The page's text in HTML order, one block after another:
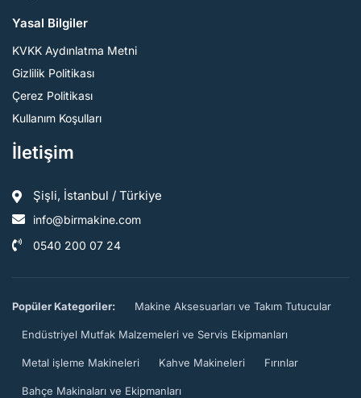
Yasal Bilgiler
KVKK Aydınlatma Metni
Gizlilik Politikası
Çerez Politikası
Kullanım Koşulları
İletişim
Şişli, İstanbul / Türkiye
info@birmakine.com
0540 200 07 24
Popüler Kategoriler: Makine Aksesuarları ve Takım Tutucular
Endüstriyel Mutfak Malzemeleri ve Servis Ekipmanları
Metal işleme Makineleri Kahve Makineleri Fırınlar
Bahçe Makinaları ve Ekipmanları